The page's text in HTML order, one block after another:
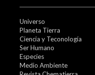
Universo
Planeta Tierra
Ciencia y Teconología
Ser Humano
Especies
Medio Ambiente